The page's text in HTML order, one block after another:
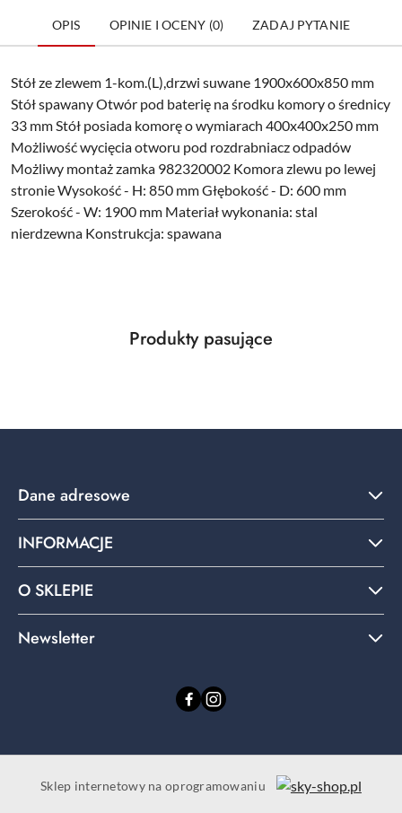
OPIS OPINIE I OCENY (0) ZADAJ PYTANIE
Stół ze zlewem 1-kom.(L),drzwi suwane 1900x600x850 mm
Stół spawany Otwór pod baterię na środku komory o średnicy
33 mm Stół posiada komorę o wymiarach 400x400x250 mm
Możliwość wycięcia otworu pod rozdrabniacz odpadów
Możliwy montaż zamka 982320002 Komora zlewu po lewej
stronie Wysokość - H: 850 mm Głębokość - D: 600 mm
Szerokość - W: 1900 mm Materiał wykonania: stal
nierdzewna Konstrukcja: spawana
Pomiń karuzelę produktów
Produkty
Produkty pasujące
Dane adresowe
INFORMACJE
O SKLEPIE
Newsletter
Sklep internetowy na oprogramowaniu